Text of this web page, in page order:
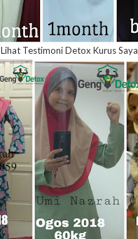
Lihat Testimoni Detox Kurus Saya